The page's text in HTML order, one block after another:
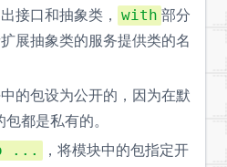
接口和抽象类， with 部分
展抽象类的服务提供类的名
中的包设为公开的，因为在默
都是私有的。
...
，将模块中的包指定开